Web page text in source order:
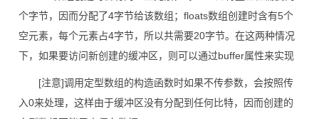
个字节，因而分配了4字节给该数组；floats数组创建时含有5个
空元素，每个元素占4字节，所以共需要20字节。在这两种情况
下，如果要访问新创建的缓冲区，则可以通过buffer属性来实现
[注意]调用定型数组的构造函数时如果不传参数，会按照传
入0来处理，这样由于缓冲区没有分配到任何比特，因而创建的